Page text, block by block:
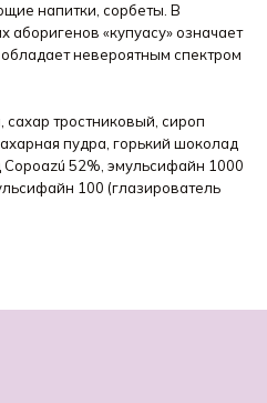
напитки, сорбеты. В
аборигенов «купуасу» означает
невероятным спектром
сахар тростниковый, сироп
пудра, горький шоколад
52%, эмульсифайн 1000
100 (глазирователь